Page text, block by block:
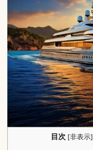
目次[非表示]